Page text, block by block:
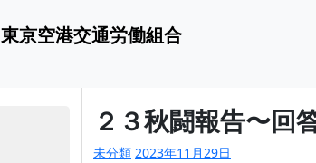
東京空港交通労働組合
２３秋闘報告〜回
未分類 2023年11月29日